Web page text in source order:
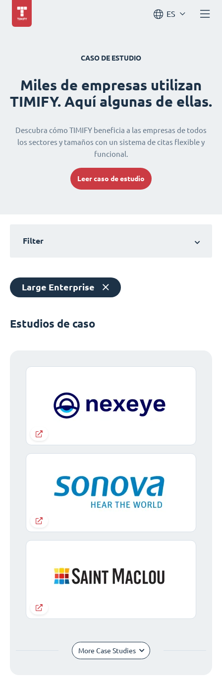
ES
CASO DE ESTUDIO
Miles de empresas utilizan
TIMIFY. Aquí algunas de ellas.
Descubra cómo TIMIFY beneficia a las empresas de todos
los sectores y tamaños con un sistema de citas flexible y
funcional.
Leer caso de estudio
Filter
Large Enterprise
Estudios de caso
More Case Studies